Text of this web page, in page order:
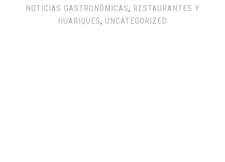
NOTICIAS GASTRONÓMICAS, RESTAURANTES Y
HUARIQUES, UNCATEGORIZED